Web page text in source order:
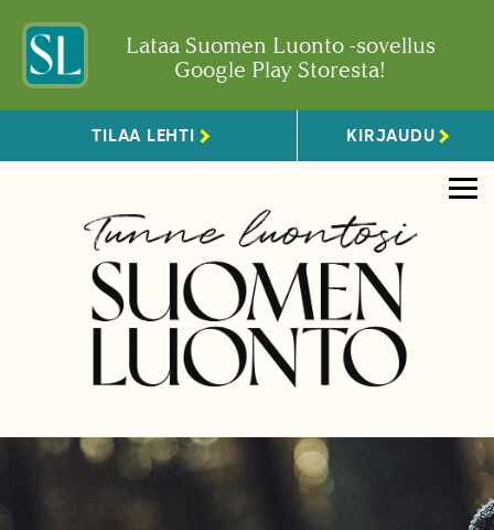
Lataa Suomen Luonto -sovellus
Google Play Storesta!
TILAA LEHTI KIRJAUDU